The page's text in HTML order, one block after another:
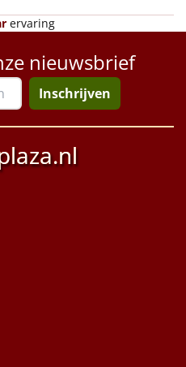
ervaring
nieuwsbrief
Inschrijven